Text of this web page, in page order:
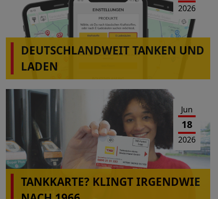
2026
DEUTSCHLANDWEIT TANKEN UND
LADEN
Jun
18
2026
TANKKARTE? KLINGT IRGENDWIE